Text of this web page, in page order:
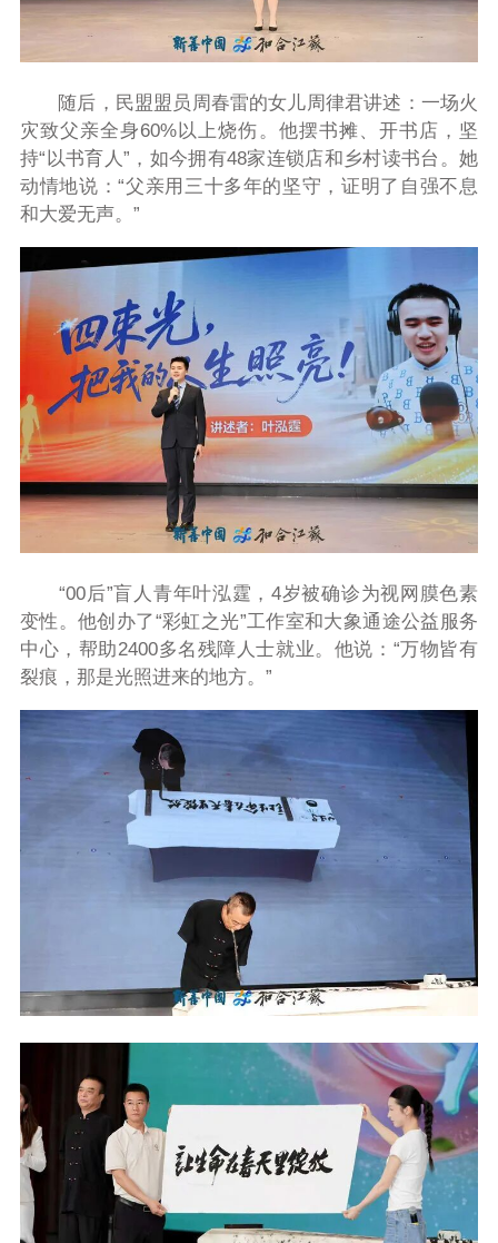
随后，民盟盟员周春雷的女儿周律君讲述：一场火
灾致父亲全身60%以上烧伤。他摆书摊、开书店，坚
持“以书育人”，如今拥有48家连锁店和乡村读书台。她
动情地说：“父亲用三十多年的坚守，证明了自强不息
和大爱无声。”
“00后”盲人青年叶泓霆，4岁被确诊为视网膜色素
变性。他创办了“彩虹之光”工作室和大象通途公益服务
中心，帮助2400多名残障人士就业。他说：“万物皆有
裂痕，那是光照进来的地方。”